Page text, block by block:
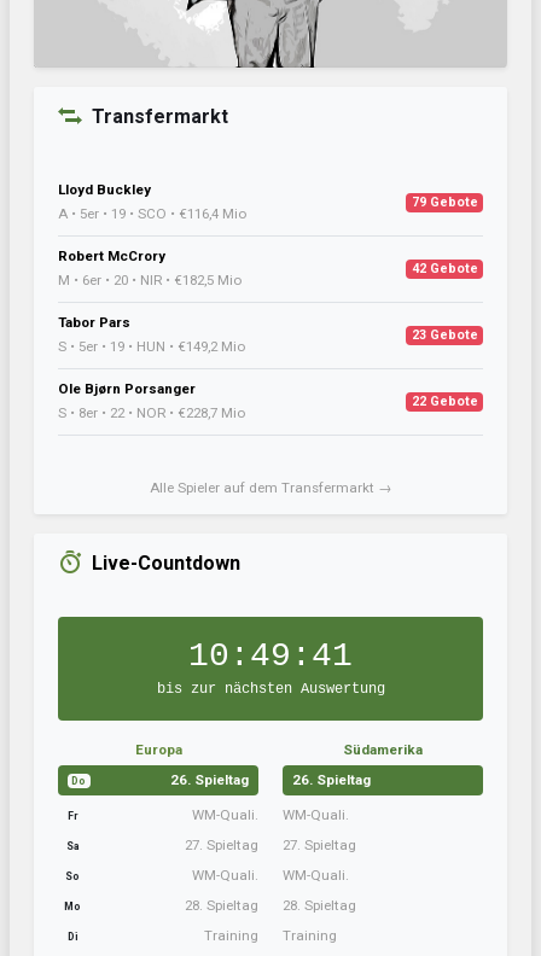
Transfermarkt
Lloyd Buckley
A • 5er • 19 • SCO • €116,4 Mio
79 Gebote
Robert McCrory
M • 6er • 20 • NIR • €182,5 Mio
42 Gebote
Tabor Pars
S • 5er • 19 • HUN • €149,2 Mio
23 Gebote
Ole Bjørn Porsanger
S • 8er • 22 • NOR • €228,7 Mio
22 Gebote
Alle Spieler auf dem Transfermarkt →
Live-Countdown
10:49:40
bis zur nächsten Auswertung
Europa
Do 26. Spieltag
Fr WM-Quali.
Sa 27. Spieltag
So WM-Quali.
Mo 28. Spieltag
Di Training
Südamerika
26. Spieltag
WM-Quali.
27. Spieltag
WM-Quali.
28. Spieltag
Training